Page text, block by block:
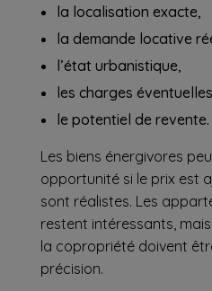
la localisation exacte,
la demande locative
l’état urbanistique,
les charges éventuelles,
le potentiel de revente.
Les biens énergivores
opportunité si le prix est
sont réalistes. Les
restent intéressants,
la copropriété doivent
précision.